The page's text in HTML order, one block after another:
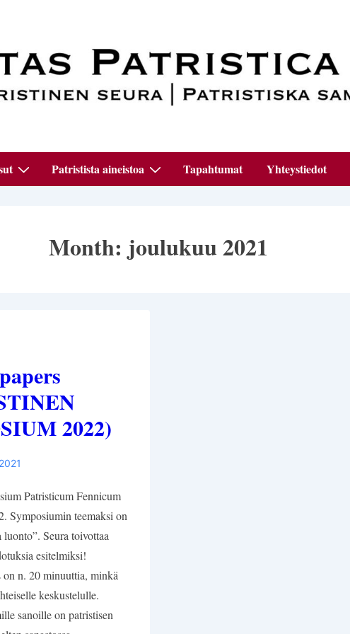
Patristista aineistoa Tapahtumat Yhteystiedot
Month: joulukuu 2021
2022)
Patristicum Fennicum
Symposiumin teemaksi on
Seura toivottaa
esitelmiksi!
n. 20 minuuttia, minkä
keskustelulle.
sanoille on patristisen